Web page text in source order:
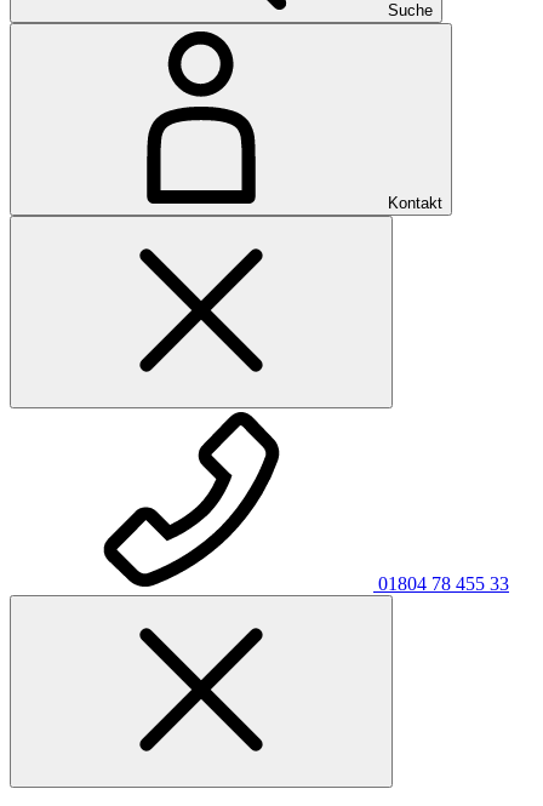
Suche
Kontakt
01804 78 455 33